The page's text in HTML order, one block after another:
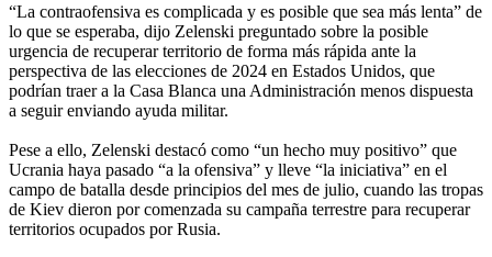
“La contraofensiva es complicada y es posible que sea más lenta” de
lo que se esperaba, dijo Zelenski preguntado sobre la posible
urgencia de recuperar territorio de forma más rápida ante la
perspectiva de las elecciones de 2024 en Estados Unidos, que
podrían traer a la Casa Blanca una Administración menos dispuesta
a seguir enviando ayuda militar.
Pese a ello, Zelenski destacó como “un hecho muy positivo” que
Ucrania haya pasado “a la ofensiva” y lleve “la iniciativa” en el
campo de batalla desde principios del mes de julio, cuando las tropas
de Kiev dieron por comenzada su campaña terrestre para recuperar
territorios ocupados por Rusia.